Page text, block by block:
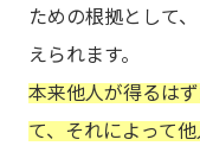
ための根拠として
えられます。
本来他人が得るは
て、それによって